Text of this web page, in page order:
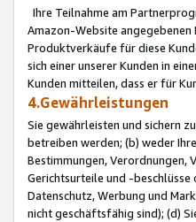
Ihre Teilnahme am
Amazon-Website angegebenen
Produktverkäufe für diese
sich einer unserer Kunden in
Kunden mitteilen, dass er für
4.Gewährleistungen
Sie gewährleisten und sichern
betreiben werden; (b) weder
Bestimmungen, Verordnungen,
Gerichtsurteile und -
Datenschutz, Werbung und
nicht geschäftsfähig sind); (d)